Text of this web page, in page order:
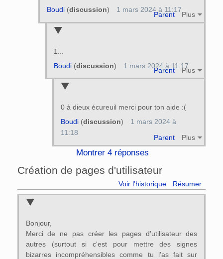
Parent Plus
Boudi(discussion) 1 mars 2024 à 11:17
1...
Parent Plus
Boudi(discussion) 1 mars 2024 à 11:17
0 à dieux écureuil merci pour ton aide :(
Parent Plus
Boudi(discussion)
1 mars 2024 à
11:18
Montrer 4 réponses
Création de pages d'utilisateur
Voir l’historique Résumer
Bonjour,
Merci de ne pas créer les pages d'utilisateur des
autres (surtout si c'est pour mettre des signes
bizarres incompréhensibles comme tu l'as fait sur